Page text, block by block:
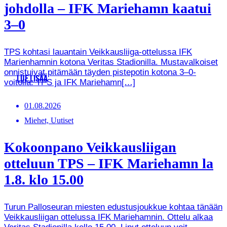
johdolla – IFK Mariehamn kaatui
3–0
TPS kohtasi lauantain Veikkausliiga-ottelussa IFK
Marienhamnin kotona Veritas Stadionilla. Mustavalkoiset
onnistuivat pitämään täyden pistepotin kotona 3–0-
voitolla. TPS ja IFK Mariehamn[…]
LUE LISÄÄ
01.08.2026
Miehet, Uutiset
Kokoonpano Veikkausliigan
otteluun TPS – IFK Mariehamn la
1.8. klo 15.00
Turun Palloseuran miesten edustusjoukkue kohtaa tänään
Veikkausliigan ottelussa IFK Mariehamnin. Ottelu alkaa